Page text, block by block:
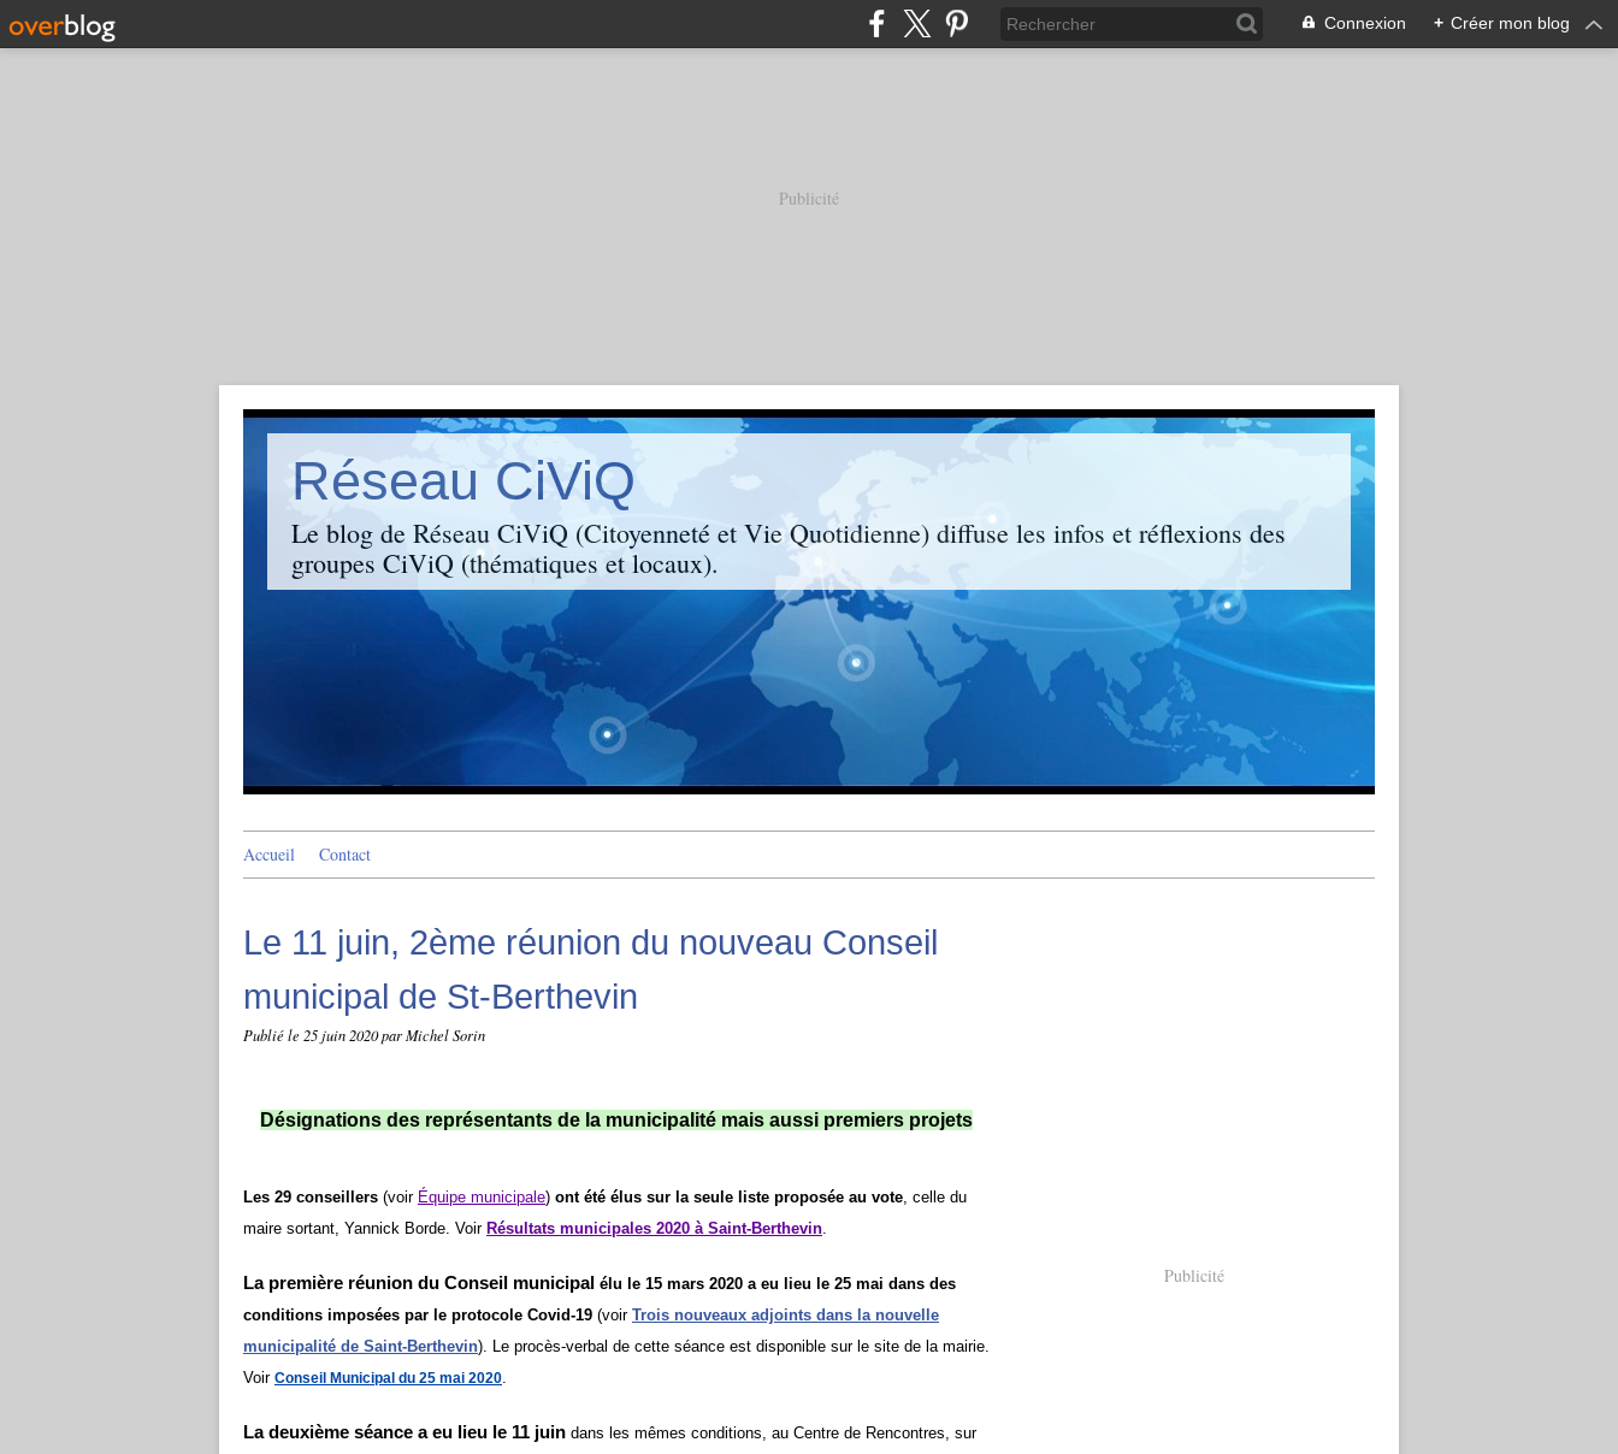
Connexion + Créer mon blog
Publicité
Réseau CiViQ
Le blog de Réseau CiViQ (Citoyenneté et Vie Quotidienne) diffuse les infos et réflexions des
groupes CiViQ (thématiques et locaux).
Accueil Contact
Le 11 juin, 2ème réunion du nouveau Conseil
municipal de St-Berthevin
Publié le 25 juin 2020par Michel Sorin
Désignations des représentants de la municipalité mais aussi premiers projets
Les 29 conseillers (voir Équipe municipale) ont été élus sur la seule liste proposée au vote, celle du
maire sortant, Yannick Borde. Voir Résultats municipales 2020 à Saint-Berthevin.
La première réunion du Conseil municipal élu le 15 mars 2020 a eu lieu le 25 mai dans des
conditions imposées par le protocole Covid-19 (voir Trois nouveaux adjoints dans la nouvelle
municipalité de Saint-Berthevin). Le procès-verbal de cette séance est disponible sur le site de la mairie.
Voir Conseil Municipal du 25 mai 2020.
La deuxième séance a eu lieu le 11 juin dans les mêmes conditions, au Centre de Rencontres, sur
Publicité